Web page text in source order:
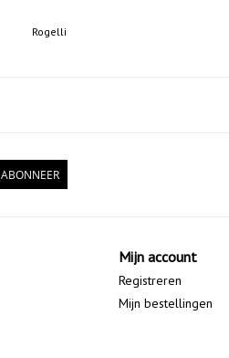
Rogelli
ABONNEER
Mijn account
Registreren
Mijn bestellingen